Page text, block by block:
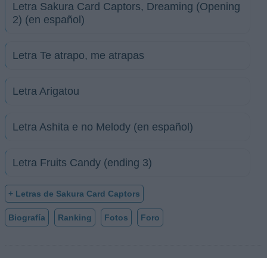
Letra Sakura Card Captors, Dreaming (Opening
2) (en español)
Letra Te atrapo, me atrapas
Letra Arigatou
Letra Ashita e no Melody (en español)
Letra Fruits Candy (ending 3)
+ Letras de Sakura Card Captors
Biografía Ranking Fotos Foro